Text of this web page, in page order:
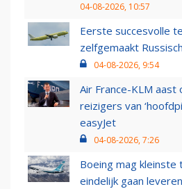
04-08-2026, 10:57
Eerste succesvolle
zelfgemaakt
04-08-2026, 9:54
Air France-KLM aast
reizigers van
easyJet
04-08-2026, 7:26
Boeing mag kleinste
eindelijk gaan leveren